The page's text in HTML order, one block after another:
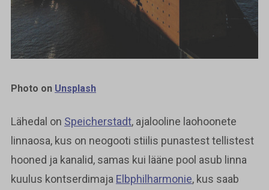
Photo on Unsplash
Lähedal on Speicherstadt, ajalooline laohoonete
linnaosa, kus on neogooti stiilis punastest tellistest
hooned ja kanalid, samas kui lääne pool asub linna
kuulus kontserdimaja Elbphilharmonie, kus saab